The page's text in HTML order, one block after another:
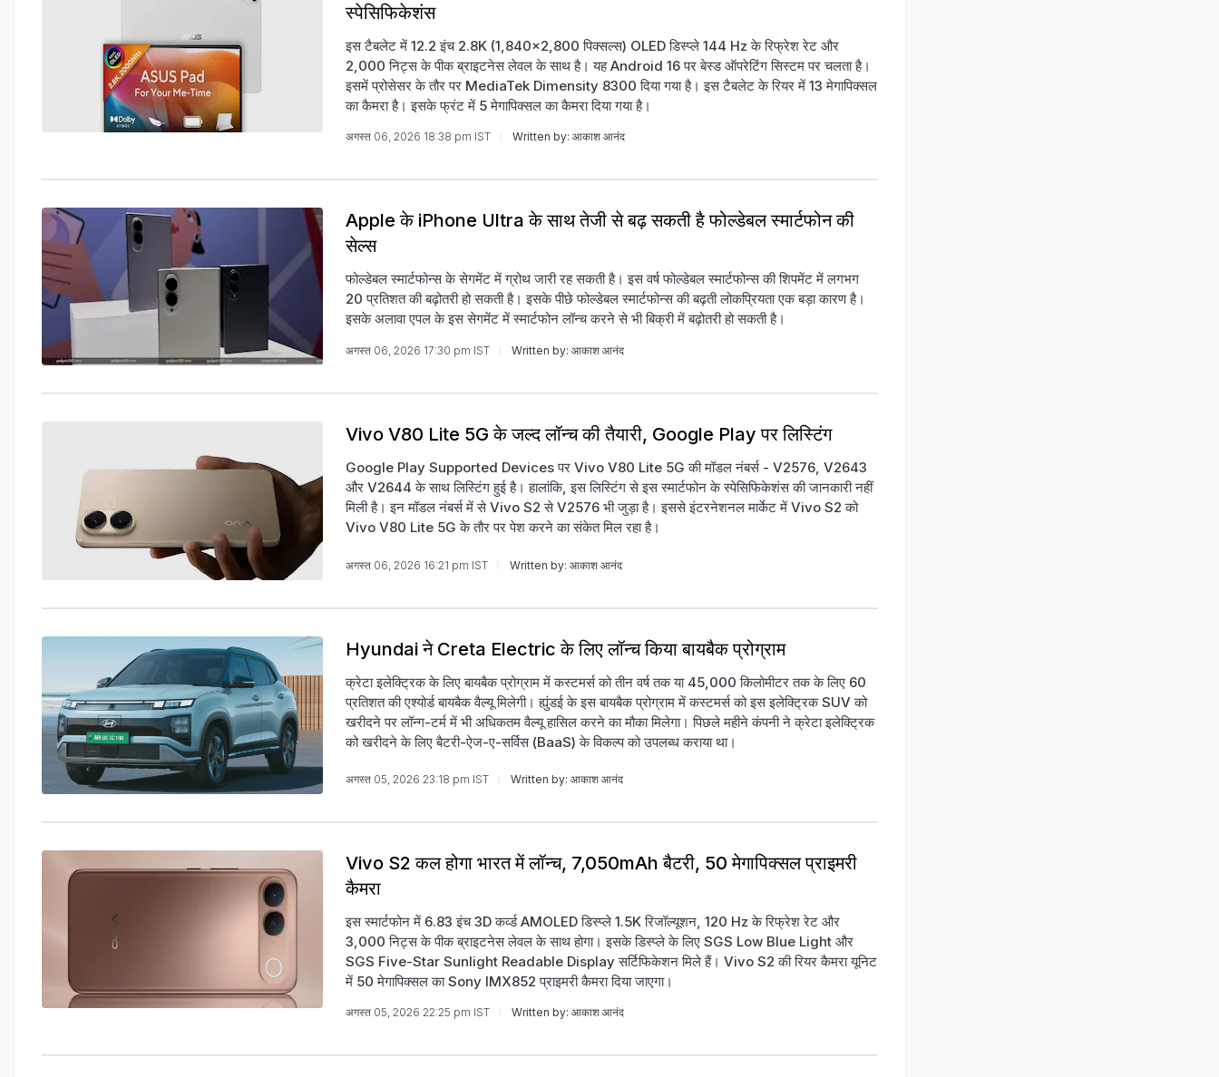
स्पेसिफिकेशंस
इस टैबलेट में 12.2 इंच 2.8K (1,840x2,800 पिक्सल्स) OLED डिस्प्ले 144 Hz के रिफ्रेश रेट और
2,000 निट्स के पीक ब्राइटनेस लेवल के साथ है। यह Android 16 पर बेस्ड ऑपरेटिंग सिस्टम पर चलता है।
इसमें प्रोसेसर के तौर पर MediaTek Dimensity 8300 दिया गया है। इस टैबलेट के रियर में 13 मेगापिक्सल
का कैमरा है। इसके फ्रंट में 5 मेगापिक्सल का कैमरा दिया गया है।
अगस्त 06, 2026 18:38 pm IST Written by: आकाश आनंद
Apple के iPhone Ultra के साथ तेजी से बढ़ सकती है फोल्डेबल स्मार्टफोन की
सेल्स
फोल्डेबल स्मार्टफोन्स के सेगमेंट में ग्रोथ जारी रह सकती है। इस वर्ष फोल्डेबल स्मार्टफोन्स की शिपमेंट में लगभग
20 प्रतिशत की बढ़ोतरी हो सकती है। इसके पीछे फोल्डेबल स्मार्टफोन्स की बढ़ती लोकप्रियता एक बड़ा कारण है।
इसके अलावा एपल के इस सेगमेंट में स्मार्टफोन लॉन्च करने से भी बिक्री में बढ़ोतरी हो सकती है।
अगस्त 06, 2026 17:30 pm IST Written by: आकाश आनंद
Vivo V80 Lite 5G के जल्द लॉन्च की तैयारी, Google Play पर लिस्टिंग
Google Play Supported Devices पर Vivo V80 Lite 5G की मॉडल नंबर्स - V2576, V2643
और V2644 के साथ लिस्टिंग हुई है। हालांकि, इस लिस्टिंग से इस स्मार्टफोन के स्पेसिफिकेशंस की जानकारी नहीं
मिली है। इन मॉडल नंबर्स में से Vivo S2 से V2576 भी जुड़ा है। इससे इंटरनेशनल मार्केट में Vivo S2 को
Vivo V80 Lite 5G के तौर पर पेश करने का संकेत मिल रहा है।
अगस्त 06, 2026 16:21 pm IST Written by: आकाश आनंद
Hyundai ने Creta Electric के लिए लॉन्च किया बायबैक प्रोग्राम
क्रेटा इलेक्ट्रिक के लिए बायबैक प्रोग्राम में कस्टमर्स को तीन वर्ष तक या 45,000 किलोमीटर तक के लिए 60
प्रतिशत की एश्योर्ड बायबैक वैल्यू मिलेगी। ह्युंडई के इस बायबैक प्रोग्राम में कस्टमर्स को इस इलेक्ट्रिक SUV को
खरीदने पर लॉन्ग-टर्म में भी अधिकतम वैल्यू हासिल करने का मौका मिलेगा। पिछले महीने कंपनी ने क्रेटा इलेक्ट्रिक
को खरीदने के लिए बैटरी-ऐज-ए-सर्विस (BaaS) के विकल्प को उपलब्ध कराया था।
अगस्त 05, 2026 23:18 pm IST Written by: आकाश आनंद
Vivo S2 कल होगा भारत में लॉन्च, 7,050mAh बैटरी, 50 मेगापिक्सल प्राइमरी
कैमरा
इस स्मार्टफोन में 6.83 इंच 3D कर्व्ड AMOLED डिस्प्ले 1.5K रिजॉल्यूशन, 120 Hz के रिफ्रेश रेट और
3,000 निट्स के पीक ब्राइटनेस लेवल के साथ होगा। इसके डिस्प्ले के लिए SGS Low Blue Light और
SGS Five-Star Sunlight Readable Display सर्टिफिकेशन मिले हैं। Vivo S2 की रियर कैमरा यूनिट
में 50 मेगापिक्सल का Sony IMX852 प्राइमरी कैमरा दिया जाएगा।
अगस्त 05, 2026 22:25 pm IST Written by: आकाश आनंद